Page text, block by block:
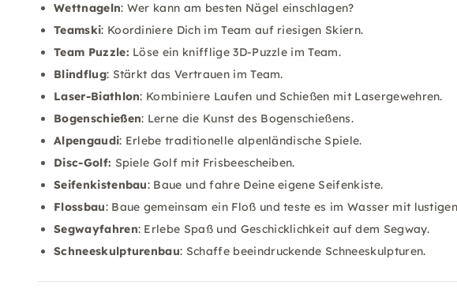
Wettnageln: Wer kann am besten Nägel einschlagen?
Teamski: Koordiniere Dich im Team auf riesigen Skiern.
Team Puzzle: Löse ein knifflige 3D-Puzzle im Team.
Blindflug: Stärkt das Vertrauen im Team.
Laser-Biathlon: Kombiniere Laufen und Schießen mit Lasergewehren.
Bogenschießen: Lerne die Kunst des Bogenschießens.
Alpengaudi: Erlebe traditionelle alpenländische Spiele.
Disc-Golf: Spiele Golf mit Frisbeescheiben.
Seifenkistenbau: Baue und fahre Deine eigene Seifenkiste.
Flossbau: Baue gemeinsam ein Floß und teste es im Wasser mit
Segwayfahren: Erlebe Spaß und Geschicklichkeit auf dem Segway.
Schneeskulpturenbau: Schaffe beeindruckende Schneeskulpturen.